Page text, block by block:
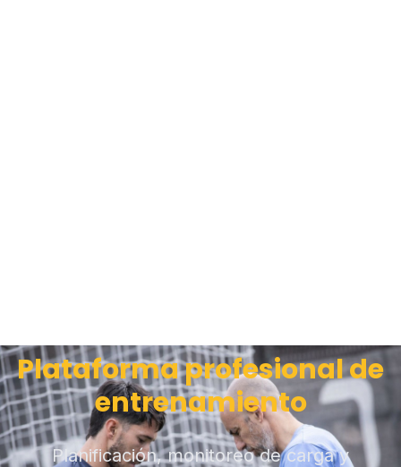
Plataforma profesional de
entrenamiento
Planificación, monitoreo de carga y